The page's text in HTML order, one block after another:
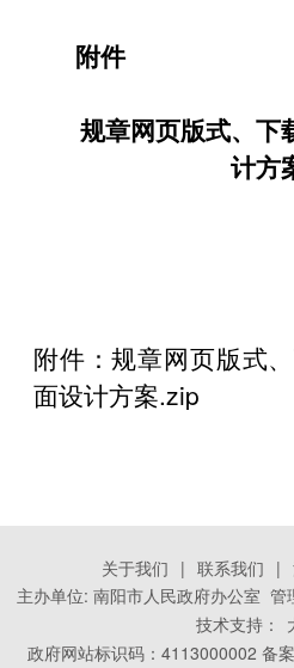
附件
规章网页版式、下
计方
附件：规章网页版式
面设计方案.zip
关于我们 | 联系我们 |
主办单位: 南阳市人民政府办公室 管
技术支持：
政府网站标识码：4113000002 备案